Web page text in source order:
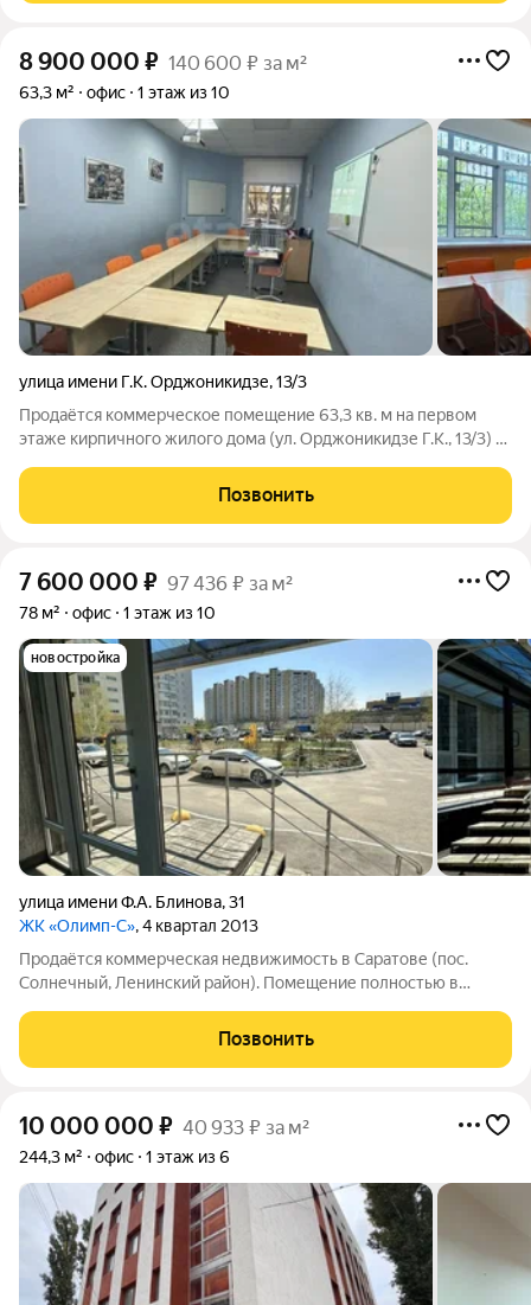
8 900 000 ₽ 140 600 ₽ за м²
63,3 м² офис 1 этаж из 10
улица имени Г.К. Орджоникидзе,13/3
Продаётся коммерческое помещение 63,3 кв. м на первом
этаже кирпичного жилого дома (ул. Орджоникидзе Г.К., 13/3) в
Саратова. Объект в отличном состоянии: качественный
современный ремонт, готов к
Позвонить
7 600 000 ₽ 97 436 ₽ за м²
78 м² офис 1 этаж из 10
новостройка
улица имени Ф.А. Блинова,31
ЖК «Олимп-С», 4 квартал 2013
Продаётся коммерческая недвижимость в Саратове (пос.
Солнечный, Ленинский район). Помещение полностью в
при необходимости Арендатор освободит помещение или
останется. Помещение находится на
Позвонить
10 000 000 ₽ 40 933 ₽ за м²
244,3 м² офис 1 этаж из 6